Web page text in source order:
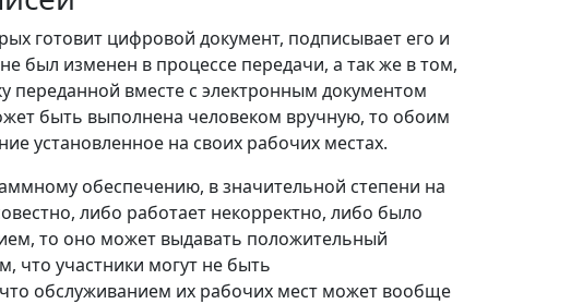
готовит цифровой документ, подписывает его и
был изменен в процессе передачи, а так же в том,
переданной вместе с электронным документом
быть выполнена человеком вручную, то обоим
установленное на своих рабочих местах.
обеспечению, в значительной степени на
либо работает некорректно, либо было
то оно может выдавать положительный
что участники могут не быть
обслуживанием их рабочих мест может вообще